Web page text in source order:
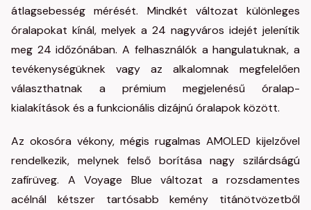
átlagsebesség mérését. Mindkét változat különleges
óralapokat kínál, melyek a 24 nagyváros idejét jelenítik
meg 24 időzónában. A felhasználók a hangulatuknak, a
tevékenységüknek vagy az alkalomnak megfelelően
választhatnak a prémium megjelenésű óralap-
kialakítások és a funkcionális dizájnú óralapok között.
Az okosóra vékony, mégis rugalmas AMOLED kijelzővel
rendelkezik, melynek felső borítása nagy szilárdságú
zafírüveg. A Voyage Blue változat a rozsdamentes
acélnál kétszer tartósabb kemény titánötvözetből